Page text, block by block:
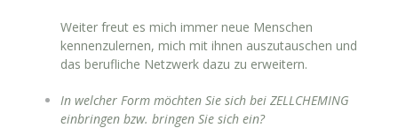
Weiter freut es mich immer neue Menschen
kennenzulernen, mich mit ihnen auszutauschen und
das berufliche Netzwerk dazu zu erweitern.
In welcher Form möchten Sie sich bei ZELLCHEMING
einbringen bzw. bringen Sie sich ein?